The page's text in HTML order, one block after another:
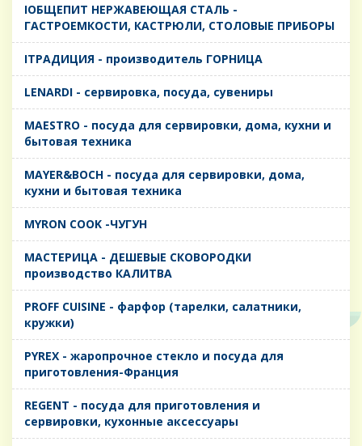
IОБЩЕПИТ НЕРЖАВЕЮЩАЯ СТАЛЬ -
ГАСТРОЕМКОСТИ, КАСТРЮЛИ, СТОЛОВЫЕ ПРИБОРЫ
IТРАДИЦИЯ - производитель ГОРНИЦА
LENARDI - сервировка, посуда, сувениры
MAESTRO - посуда для сервировки, дома, кухни и
бытовая техника
MAYER&BOCH - посуда для сервировки, дома,
кухни и бытовая техника
MYRON COOK -ЧУГУН
MАСТЕРИЦА - ДЕШЕВЫЕ СКОВОРОДКИ
производство КАЛИТВА
PROFF CUISINE - фарфор (тарелки, салатники,
кружки)
PYREX - жаропрочное стекло и посуда для
приготовления-Франция
REGENT - посуда для приготовления и
сервировки, кухонные аксессуары